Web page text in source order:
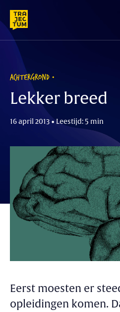
content
ACHTERGROND
Lekker breed
16 april 2013 • Leestijd: 5 min
Eerst moesten er
opleidingen komen.